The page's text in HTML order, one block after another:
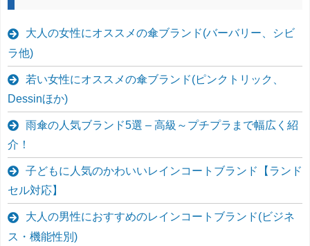
大人の女性にオススメの傘ブランド(バーバリー、シビ
ラ他)
若い女性にオススメの傘ブランド(ピンクトリック、
Dessinほか)
雨傘の人気ブランド5選 – 高級～プチプラまで幅広く紹
介！
子どもに人気のかわいいレインコートブランド【ランド
セル対応】
大人の男性におすすめのレインコートブランド(ビジネ
ス・機能性別)